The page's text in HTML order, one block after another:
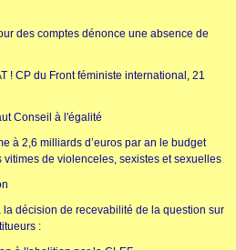
des comptes dénonce une absence de
! CP du Front féministe international, 21
Conseil à l'égalité
à 2,6 milliards d’euros par an le budget
de violenceles, sexistes et sexuelles
décision de recevabilité de la question sur
: